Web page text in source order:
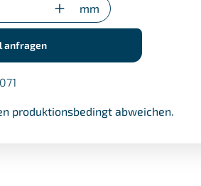
mm
anfragen
produktionsbedingt abweichen.